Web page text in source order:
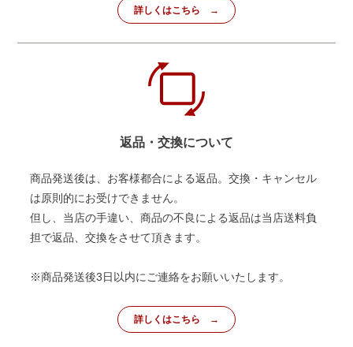
詳しくはこちら
返品・交換について
商品発送後は、お客様都合による返品。交換・キャンセル
は原則的にお受けできません。
但し、当店の手違い、商品の不良による返品は当店送料負
担で返品、交換をさせて頂きます。
※商品発送後3日以内にご連絡をお願いいたします。
詳しくはこちら